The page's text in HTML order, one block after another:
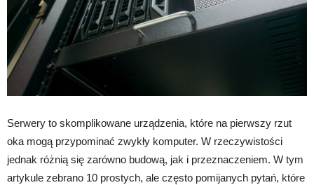
Serwery to skomplikowane urządzenia, które na pierwszy rzut
oka mogą przypominać zwykły komputer. W rzeczywistości
jednak różnią się zarówno budową, jak i przeznaczeniem. W tym
artykule zebrano 10 prostych, ale często pomijanych pytań, które